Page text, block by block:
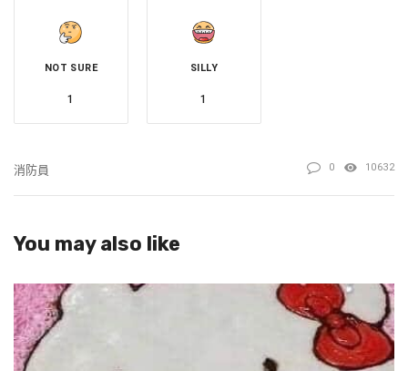
（圖片來源：新北消防發爾麵｜FB）
▼網友看到貼文後，紛紛留言回應，「辛苦你們了」、「謝
謝你們」、「真心感謝發爾麵們，大家辛苦了」、「在保護
大家的同時，務必注意自身安全」、「辛苦了，有你們真
好」、「真的超辛苦的」、「這黑手，能想像你們水裡來火
NOT SURE
1
SILLY
1
消防員 0 10632
You may also like